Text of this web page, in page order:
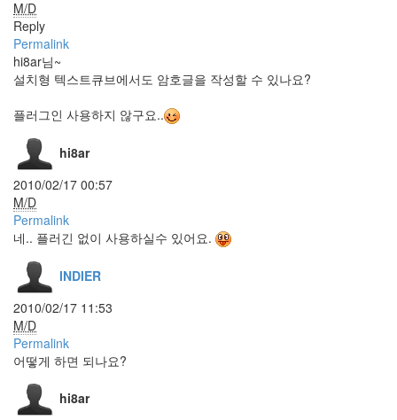
M/D
Reply
Permalink
hi8ar님~
설치형 텍스트큐브에서도 암호글을 작성할 수 있나요?
플러그인 사용하지 않구요..
hi8ar
2010/02/17 00:57
M/D
Permalink
네.. 플러긴 없이 사용하실수 있어요.
INDIER
2010/02/17 11:53
M/D
Permalink
어떻게 하면 되나요?
hi8ar
태
안
마
음
은
언
나
Flower
에
드
센
얼
굴
인
식?